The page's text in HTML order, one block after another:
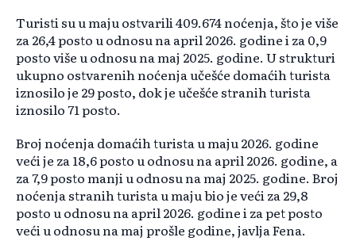
Turisti su u maju ostvarili 409.674 noćenja, što je više
za 26,4 posto u odnosu na april 2026. godine i za 0,9
posto više u odnosu na maj 2025. godine. U strukturi
ukupno ostvarenih noćenja učešće domaćih turista
iznosilo je 29 posto, dok je učešće stranih turista
iznosilo 71 posto.
Broj noćenja domaćih turista u maju 2026. godine
veći je za 18,6 posto u odnosu na april 2026. godine, a
za 7,9 posto manji u odnosu na maj 2025. godine. Broj
noćenja stranih turista u maju bio je veći za 29,8
posto u odnosu na april 2026. godine i za pet posto
veći u odnosu na maj prošle godine, javlja Fena.